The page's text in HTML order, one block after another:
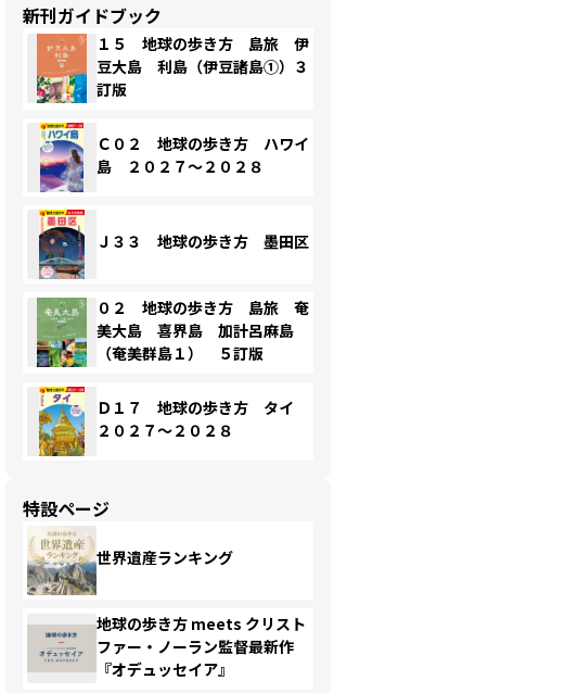
新刊ガイドブック
１５ 地球の歩き方 島旅 伊
豆大島 利島（伊豆諸島①）３
訂版
Ｃ０２ 地球の歩き方 ハワイ
島 ２０２７～２０２８
Ｊ３３ 地球の歩き方 墨田区
０２ 地球の歩き方 島旅 奄
美大島 喜界島 加計呂麻島
（奄美群島１） ５訂版
Ｄ１７ 地球の歩き方 タイ
２０２７～２０２８
特設ページ
世界遺産ランキング
地球の歩き方 meets クリスト
ファー・ノーラン監督最新作
『オデュッセイア』